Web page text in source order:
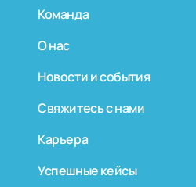
Команда
О нас
Новости и события
Свяжитесь с нами
Карьера
Успешные кейсы